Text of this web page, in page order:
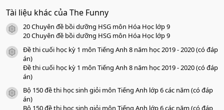
0
0
s
a
o
Tài liệu khác của The Funny
icon tài liệu
20 Chuyên đề bồi dưỡng HSG môn Hóa Học lớp 9
20 Chuyên đề bồi dưỡng HSG môn Hóa Học lớp 9
icon tài liệu
Đề thi cuối học kỳ 1 môn Tiếng Anh 8 năm học 2019 - 2020 (có đáp
án)
Đề thi cuối học kỳ 1 môn Tiếng Anh 8 năm học 2019 - 2020 (có đáp
án)
icon tài liệu
Bộ 150 đề thi học sinh giỏi môn Tiếng Anh lớp 6 các năm (có đáp
án)
Bộ 150 đề thi học sinh giỏi môn Tiếng Anh lớp 6 các năm (có đáp